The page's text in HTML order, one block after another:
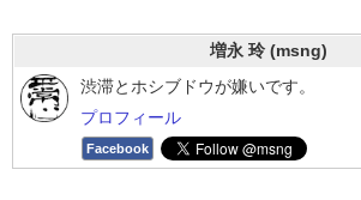
増永 玲 (msng)
渋滞とホシブドウが嫌いです。
プロフィール
Facebook